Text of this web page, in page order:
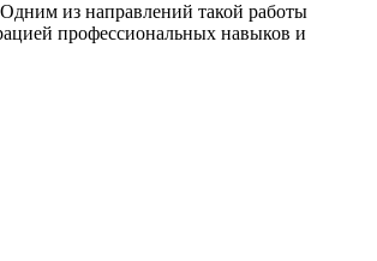
из направлений такой работы
профессиональных навыков и